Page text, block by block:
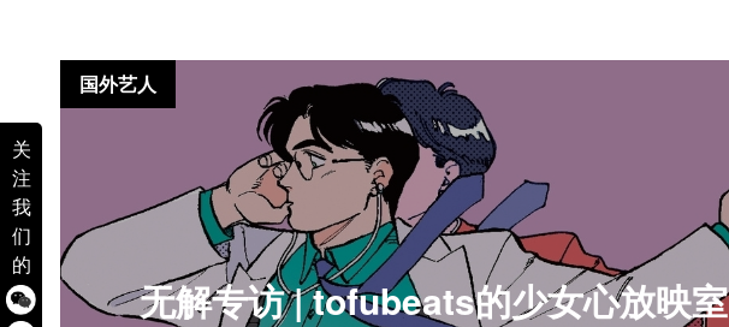
关
注
我
们
的
无解专访 | tofubeats的少女心放映室
国外艺人